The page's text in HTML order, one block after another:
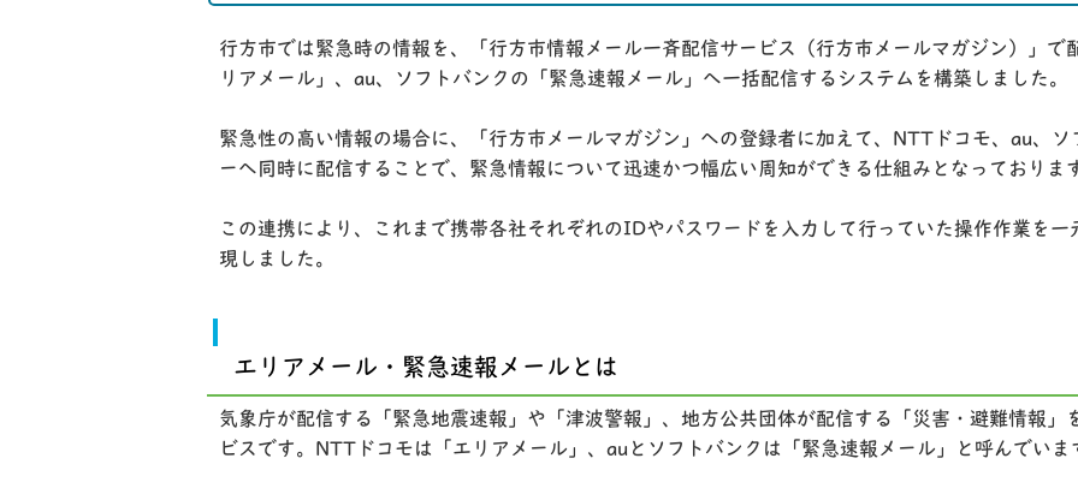
行方市では緊急時の情報を、「行方市情報メール一斉配信サービス（行方市メールマガジン）」
リアメール」、au、ソフトバンクの「緊急速報メール」へ一括配信するシステムを構築しました。
緊急性の高い情報の場合に、「行方市メールマガジン」への登録者に加えて、NTTドコモ、au、
ーへ同時に配信することで、緊急情報について迅速かつ幅広い周知ができる仕組みとなっておりま
この連携により、これまで携帯各社それぞれのIDやパスワードを入力して行っていた操作作業を
現しました。
エリアメール・緊急速報メールとは
気象庁が配信する「緊急地震速報」や「津波警報」、地方公共団体が配信する「災害・避難情報」
ビスです。NTTドコモは「エリアメール」、auとソフトバンクは「緊急速報メール」と呼んでいま